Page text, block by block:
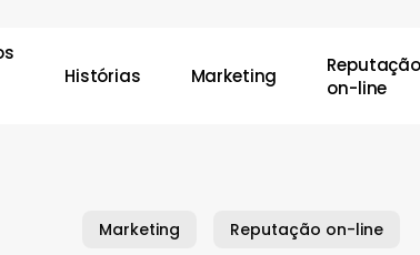
Histórias Marketing
Reputação
on-line
Marketing Reputação on-line